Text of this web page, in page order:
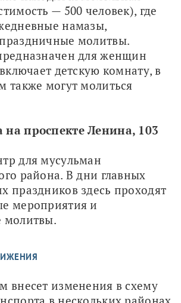
— 500 человек), где
намазы,
молитвы.
для женщин
детскую комнату, в
также могут молиться
проспекте Ленина, 103
для мусульман
района. В дни главных
праздников здесь проходят
мероприятия и
молитвы.
внесет изменения в схему